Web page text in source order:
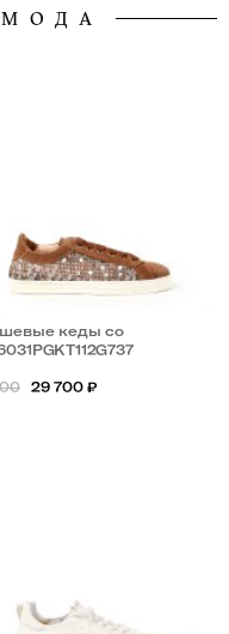
кеды со
из микросетки с
29 700 ₽